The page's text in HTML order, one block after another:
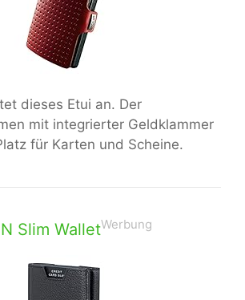
dieses Etui an. Der
mit integrierter Geldklammer
für Karten und Scheine.
Slim WalletWerbung